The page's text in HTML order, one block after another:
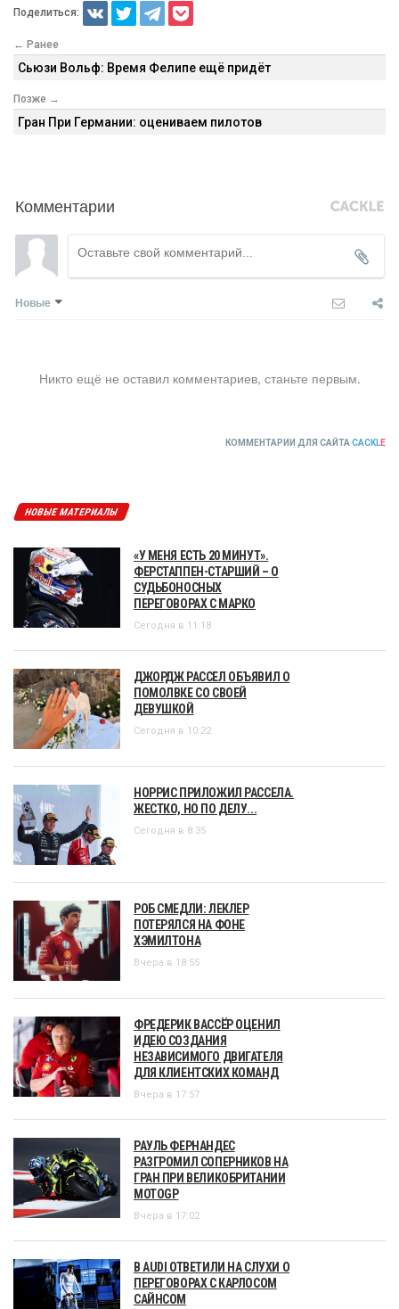
Поделиться:
← Ранее
Сьюзи Вольф: Время Фелипе ещё придёт
Позже →
Гран При Германии: оцениваем пилотов
Комментарии
Новые
Никто ещё не оставил комментариев, станьте первым.
КОММЕНТАРИИ ДЛЯ САЙТА CACKLE
НОВЫЕ МАТЕРИАЛЫ
«У МЕНЯ ЕСТЬ 20 МИНУТ».
ФЕРСТАППЕН-СТАРШИЙ – О
СУДЬБОНОСНЫХ
ПЕРЕГОВОРАХ С МАРКО
Сегодня в 11:18
ДЖОРДЖ РАССЕЛ ОБЪЯВИЛ О
ПОМОЛВКЕ СО СВОЕЙ
ДЕВУШКОЙ
Сегодня в 10:22
НОРРИС ПРИЛОЖИЛ РАССЕЛА.
ЖЕСТКО, НО ПО ДЕЛУ...
Сегодня в 8:35
РОБ СМЕДЛИ: ЛЕКЛЕР
ПОТЕРЯЛСЯ НА ФОНЕ
ХЭМИЛТОНА
Вчера в 18:55
ФРЕДЕРИК ВАССЁР ОЦЕНИЛ
ИДЕЮ СОЗДАНИЯ
НЕЗАВИСИМОГО ДВИГАТЕЛЯ
ДЛЯ КЛИЕНТСКИХ КОМАНД
Вчера в 17:57
РАУЛЬ ФЕРНАНДЕС
РАЗГРОМИЛ СОПЕРНИКОВ НА
ГРАН ПРИ ВЕЛИКОБРИТАНИИ
MOTOGP
Вчера в 17:02
В AUDI ОТВЕТИЛИ НА СЛУХИ О
ПЕРЕГОВОРАХ С КАРЛОСОМ
САЙНСОМ